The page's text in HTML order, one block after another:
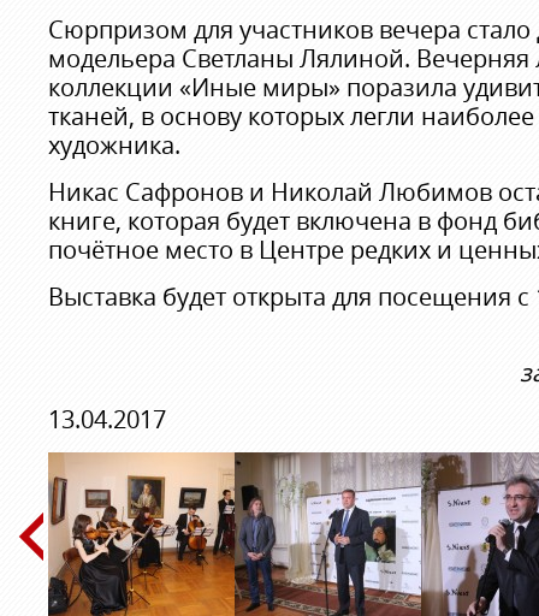
Сюрпризом для участников вечера стало
модельера Светланы Лялиной. Вечерняя
коллекции «Иные миры» поразила
тканей, в основу которых легли
художника.
Никас Сафронов и Николай Любимов
книге, которая будет включена в фонд
почётное место в Центре редких и
Выставка будет открыта для посещения
13.04.2017